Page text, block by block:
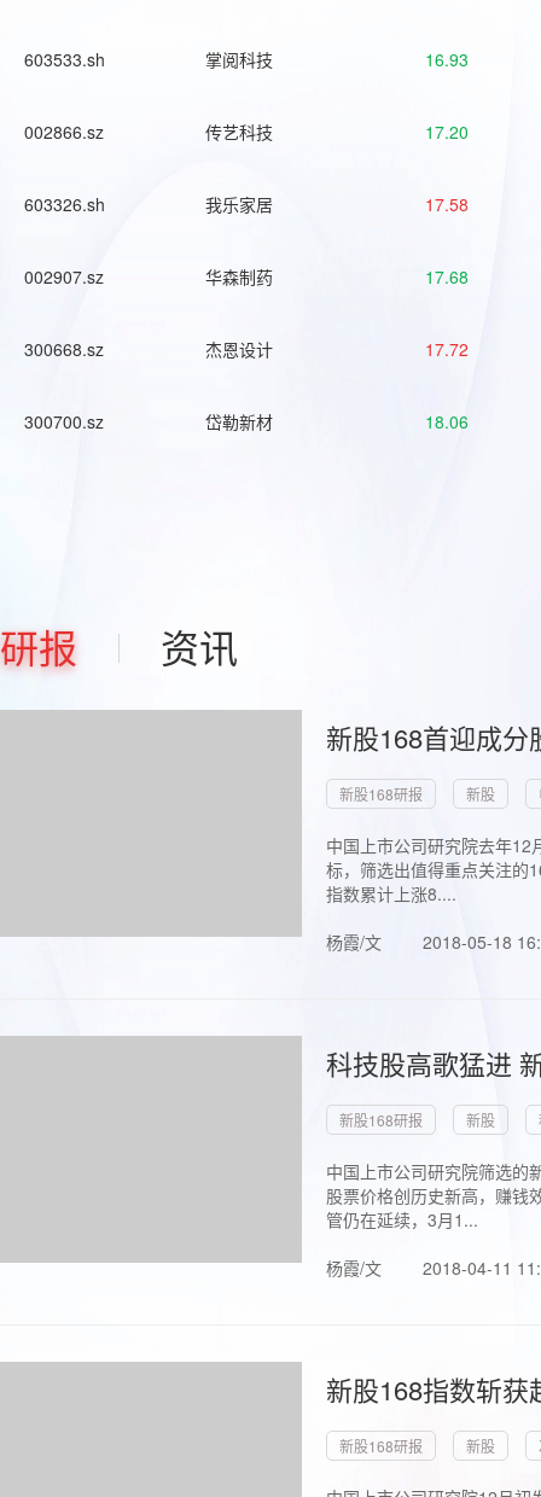
603533.sh 掌阅科技 16.93
002866.sz 传艺科技 17.20
603326.sh 我乐家居 17.58
002907.sz 华森制药 17.68
300668.sz 杰恩设计 17.72
300700.sz 岱勒新材 18.06
研报 资讯
新股168首迎成
新股168研报 新股
中国上市公司研究院去年
标，筛选出值得重点关注的
指数累计上涨8....
杨霞/文
2018-05-18
科技股高歌猛进
新股168研报 新股
中国上市公司研究院筛选的
股票价格创历史新高，赚钱
管仍在延续，3月1...
杨霞/文
2018-04-11
新股168指数斩
新股168研报 新股